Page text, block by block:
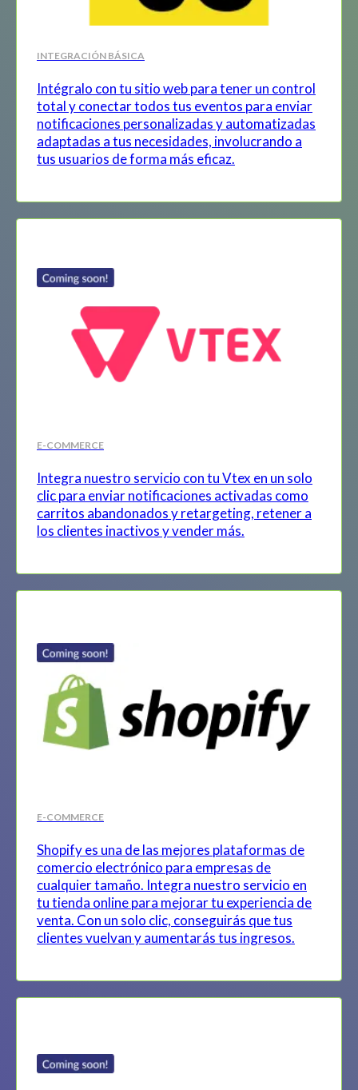
INTEGRACIÓN BÁSICA
Intégralo con tu sitio web para tener un control
total y conectar todos tus eventos para enviar
notificaciones personalizadas y automatizadas
adaptadas a tus necesidades, involucrando a
tus usuarios de forma más eficaz.
E-COMMERCE
Integra nuestro servicio con tu Vtex en un solo
clic para enviar notificaciones activadas como
carritos abandonados y retargeting, retener a
los clientes inactivos y vender más.
E-COMMERCE
Shopify es una de las mejores plataformas de
comercio electrónico para empresas de
cualquier tamaño. Integra nuestro servicio en
tu tienda online para mejorar tu experiencia de
venta. Con un solo clic, conseguirás que tus
clientes vuelvan y aumentarás tus ingresos.